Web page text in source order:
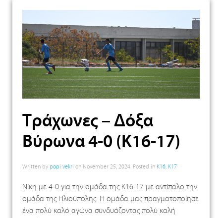
Τράχωνες – Δόξα
Βύρωνα 4-0 (Κ16-17)
Written by popi vekri on November 25, 2024. Posted in K16, K17
Νίκη με 4-0 για την ομάδα της Κ16-17 με αντίπαλο την
ομάδα της Ηλιούπολης. Η ομάδα μας πραγματοποίησε
ένα πολύ καλό αγώνα συνδυάζοντας πολύ καλή